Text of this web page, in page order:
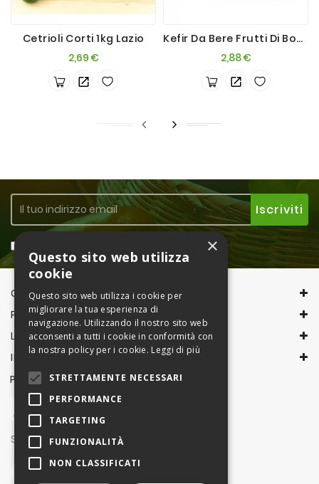
Cetrioli Corti 1kg Lazio
2,69 €Prezzo
Kefir Da Bere Frutti Di Bosco 500ml
2,88 €Prezzo
CONTACT INFORMATION
PRODOTTI
LA NOSTRA AZIENDA
IL TUO ACCOUNT
PAGAMENTI CON
Seguici su
×
Questo sito web utilizza
cookie
Questo sito web utilizza i cookie per
migliorare la tua esperienza di
navigazione. Utilizzando il nostro sito web
acconsenti a tutti i cookie in conformità con
la nostra policy per i cookie. Leggi di più
STRETTAMENTE NECESSARI
PERFORMANCE
TARGETING
FUNZIONALITÀ
NON CLASSIFICATI